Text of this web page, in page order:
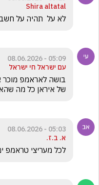
Shira altatal
לא על  תהיה על
05:09 - 08.06.2026
עם ישראל חי ישראל
של איראן כל מה
05:03 - 08.06.2026
א. ב.ז.
לכל מעריצי טראמפ